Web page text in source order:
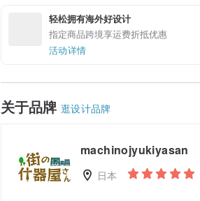
轻松拥有海外好设计
指定商品跨境享运费折抵优惠
活动详情
关于品牌 逛设计品牌
machinojyukiyasan
日本